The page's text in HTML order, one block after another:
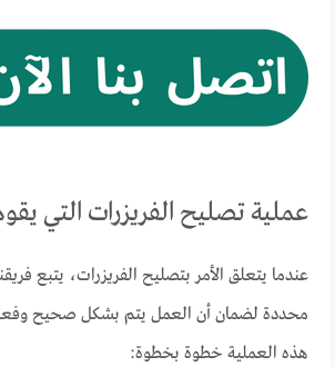
عملية تصليح الفريزرات التي
عندما يتعلق الأمر بتصليح الفريزرات، يتبع
محددة لضمان أن العمل يتم بشكل صحيح
هذه العملية خطوة بخطوة: